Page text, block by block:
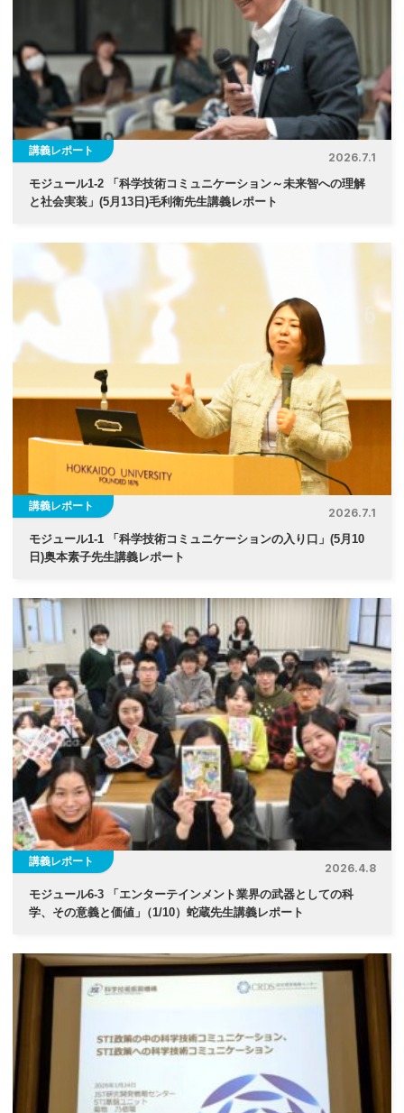
講義レポート
2026.7.1
モジュール1-2 「科学技術コミュニケーション～未来智への理解
と社会実装」(5月13日)毛利衛先生講義レポート
講義レポート
2026.7.1
モジュール1-1 「科学技術コミュニケーションの入り口」(5月10
日)奥本素子先生講義レポート
講義レポート
2026.4.8
モジュール6-3 「エンターテインメント業界の武器としての科
学、その意義と価値」 （1/10）蛇蔵先生講義レポート